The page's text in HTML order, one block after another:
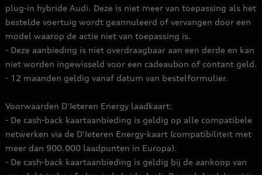
plug-in hybride Audi. Deze is niet meer van toepassing als het
bestelde voertuig wordt geannuleerd of vervangen door een
model waarop de actie niet van toepassing is.
- Deze aanbieding is niet overdraagbaar aan een derde en kan
niet worden ingewisseld voor een cadeaubon of contant geld.
- 12 maanden geldig vanaf datum van bestelformulier.
Voorwaarden D'Ieteren Energy laadkaart:
- De cash-back kaartaanbieding is geldig op alle compatibele
netwerken via de D'Ieteren Energy-kaart (compatibiliteit met
meer dan 900.000 laadpunten in Europa).
- De cash-back kaartaanbieding is geldig bij de aankoop van